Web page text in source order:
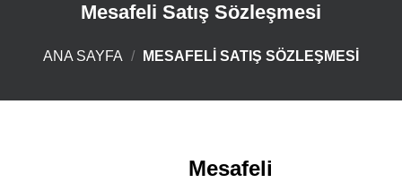
Mesafeli Satış Sözleşmesi
ANA SAYFA / MESAFELI SATIŞ SÖZLEŞMESI
Mesafeli